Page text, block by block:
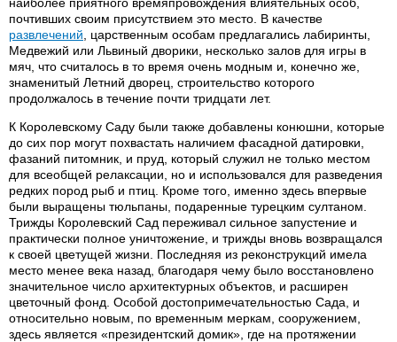
почтивших своим присутствием это место. В качестве
развлечений , царственным особам предлагались лабиринты,
Медвежий или Львиный дворики, несколько залов для игры в
мяч, что считалось в то время очень модным и, конечно же,
знаменитый Летний дворец, строительство которого
продолжалось в течение почти тридцати лет.
К Королевскому Саду были также добавлены конюшни, которые
до сих пор могут похвастать наличием фасадной датировки,
фазаний питомник, и пруд, который служил не только местом
для всеобщей релаксации, но и использовался для разведения
редких пород рыб и птиц. Кроме того, именно здесь впервые
были выращены тюльпаны, подаренные турецким султаном.
Трижды Королевский Сад переживал сильное запустение и
практически полное уничтожение, и трижды вновь возвращался
к своей цветущей жизни. Последняя из реконструкций имела
место менее века назад, благодаря чему было восстановлено
значительное число архитектурных объектов, и расширен
цветочный фонд. Особой достопримечательностью Сада, и
относительно новым, по временным меркам, сооружением,
здесь является «президентский домик», где на протяжении